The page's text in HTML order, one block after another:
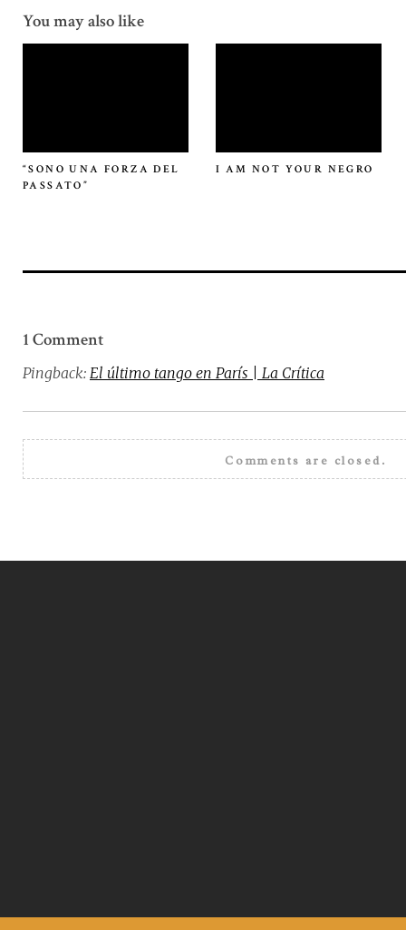
You may also like
“SONO UNA FORZA DEL
PASSATO”
I AM NOT YOUR NEGRO
1 Comment
Pingback: El último tango en París | La Crítica
Comments are closed.